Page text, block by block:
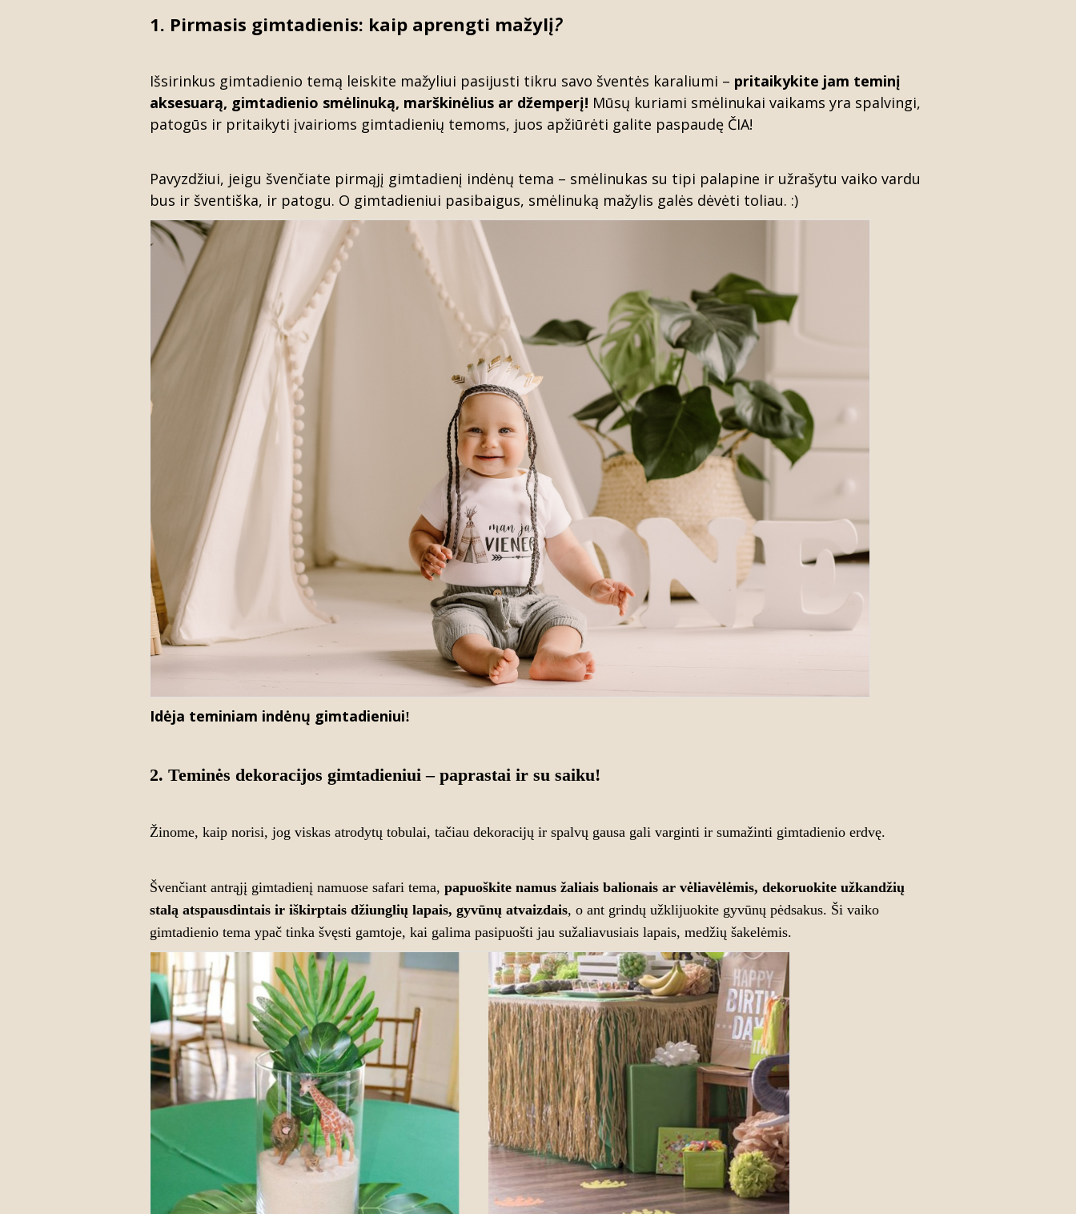
1. Pirmasis gimtadienis: kaip aprengti mažylį?
Išsirinkus gimtadienio temą leiskite mažyliui pasijusti tikru savo šventės karaliumi – pritaikykite jam teminį
aksesuarą, gimtadienio smėlinuką, marškinėlius ar džemperį! Mūsų kuriami smėlinukai vaikams yra spalvingi,
patogūs ir pritaikyti įvairioms gimtadienių temoms, juos apžiūrėti galite paspaudę ČIA!
Pavyzdžiui, jeigu švenčiate pirmąjį gimtadienį indėnų tema – smėlinukas su tipi palapine ir užrašytu vaiko vardu
bus ir šventiška, ir patogu. O gimtadieniui pasibaigus, smėlinuką mažylis galės dėvėti toliau. :)
Idėja teminiam indėnų gimtadieniui!
2. Teminės dekoracijos gimtadieniui – paprastai ir su saiku!
Žinome, kaip norisi, jog viskas atrodytų tobulai, tačiau dekoracijų ir spalvų gausa gali varginti ir sumažinti gimtadienio erdvę.
Švenčiant antrąjį gimtadienį namuose safari tema, papuoškite namus žaliais balionais ar vėliavėlėmis, dekoruokite užkandžių
stalą atspausdintais ir iškirptais džiunglių lapais, gyvūnų atvaizdais, o ant grindų užklijuokite gyvūnų pėdsakus. Ši vaiko
gimtadienio tema ypač tinka švęsti gamtoje, kai galima pasipuošti jau sužaliavusiais lapais, medžių šakelėmis.